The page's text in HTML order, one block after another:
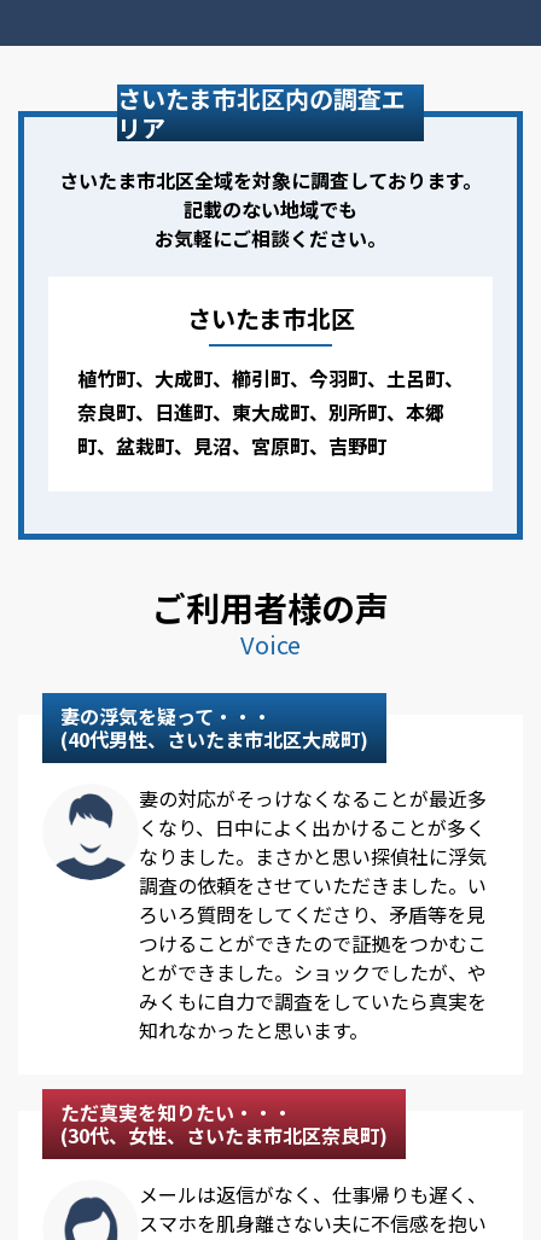
さいたま市北区内の調査エ
リア
さいたま市北区全域を対象に調査しております。
記載のない地域でも
お気軽にご相談ください。
さいたま市北区
植竹町、大成町、櫛引町、今羽町、土呂町、
奈良町、日進町、東大成町、別所町、本郷
町、盆栽町、見沼、宮原町、吉野町
ご利用者様の声
Voice
妻の浮気を疑って・・・
(40代男性、さいたま市北区大成町)
妻の対応がそっけなくなることが最近多
くなり、日中によく出かけることが多く
なりました。まさかと思い探偵社に浮気
調査の依頼をさせていただきました。い
ろいろ質問をしてくださり、矛盾等を見
つけることができたので証拠をつかむこ
とができました。ショックでしたが、や
みくもに自力で調査をしていたら真実を
知れなかったと思います。
ただ真実を知りたい・・・
(30代、女性、さいたま市北区奈良町)
メールは返信がなく、仕事帰りも遅く、
スマホを肌身離さない夫に不信感を抱い